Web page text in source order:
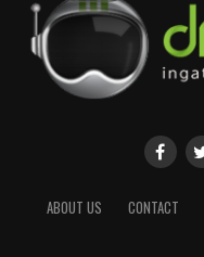
ABOUT US CONTACT